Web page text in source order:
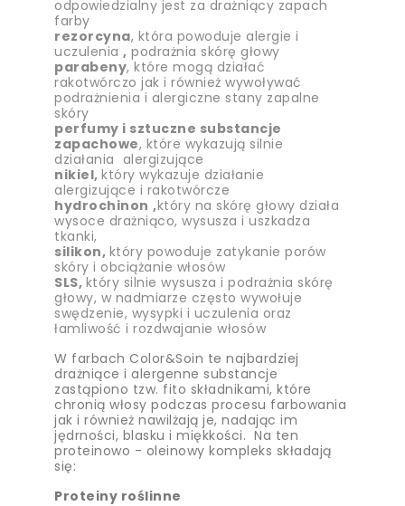
odpowiedzialny jest za drażniący zapach
farby
rezorcyna, która powoduje alergie i
uczulenia , podrażnia skórę głowy
parabeny, które mogą działać
rakotwórczo jak i również wywoływać
podrażnienia i alergiczne stany zapalne
skóry
perfumy i sztuczne substancje
zapachowe, które wykazują silnie
działania alergizujące
nikiel, który wykazuje działanie
alergizujące i rakotwórcze
hydrochinon ,który na skórę głowy działa
wysoce drażniąco, wysusza i uszkadza
tkanki,
silikon, który powoduje zatykanie porów
skóry i obciążanie włosów
SLS, który silnie wysusza i podrażnia skórę
głowy, w nadmiarze często wywołuje
swędzenie, wysypki i uczulenia oraz
łamliwość i rozdwajanie włosów
W farbach Color&Soin te najbardziej
drażniące i alergenne substancje
zastąpiono tzw. fito składnikami, które
chronią włosy podczas procesu farbowania
jak i również nawilżają je, nadając im
jędrności, blasku i miękkości. Na ten
proteinowo - oleinowy kompleks składają
się:
Proteiny roślinne